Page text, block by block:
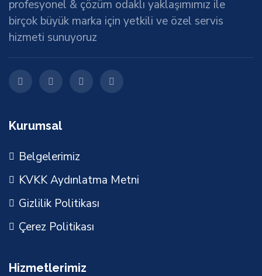
profesyonel & çözüm odaklı yaklaşımımız ile
birçok büyük marka için yetkili ve özel servis
hizmeti sunuyoruz
Kurumsal
Belgelerimiz
KVKK Aydınlatma Metni
Gizlilik Politikası
Çerez Politikası
Hizmetlerimiz